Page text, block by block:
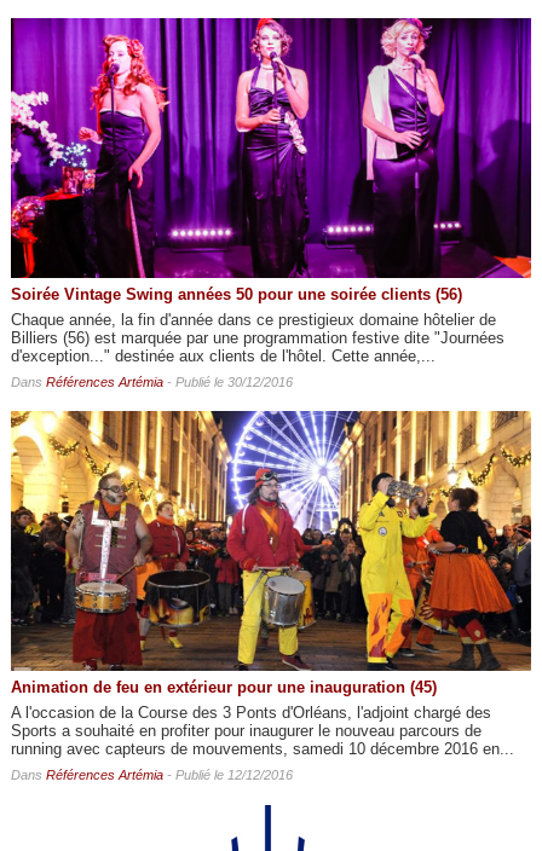
Soirée Vintage Swing années 50 pour une soirée clients (56)
Chaque année, la fin d'année dans ce prestigieux domaine hôtelier de
Billiers (56) est marquée par une programmation festive dite "Journées
d'exception..." destinée aux clients de l'hôtel. Cette année,...
Dans Références Artémia- Publié le 30/12/2016
Animation de feu en extérieur pour une inauguration (45)
A l'occasion de la Course des 3 Ponts d'Orléans, l'adjoint chargé des
Sports a souhaité en profiter pour inaugurer le nouveau parcours de
running avec capteurs de mouvements, samedi 10 décembre 2016 en...
Dans Références Artémia- Publié le 12/12/2016